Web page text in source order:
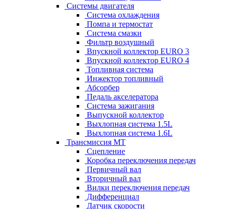
Системы двигателя
Система охлаждения
Помпа и термостат
Система смазки
Фильтр воздушный
Впускной коллектор EURO 3
Впускной коллектор EURO 4
Топливная система
Инжектор топливный
Абсорбер
Педаль акселератора
Система зажигания
Выпускной коллектор
Выхлопная система 1.5L
Выхлопная система 1.6L
Трансмиссия МТ
Сцепление
Коробка переключения передач
Первичный вал
Вторичный вал
Вилки переключения передач
Дифференциал
Датчик скорости